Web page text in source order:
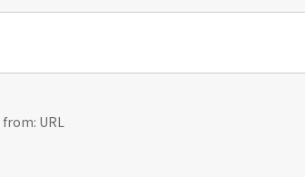
from: URL